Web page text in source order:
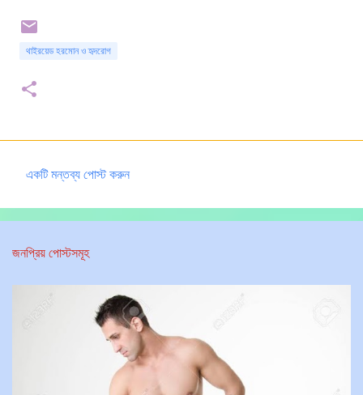
থাইরয়েড হরমোন ও হৃদরোগ
স
মূ
একটি মন্তব্য পোস্ট করুন
জনপ্রিয় পোস্টসমূহ